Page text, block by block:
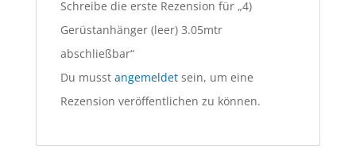
Schreibe die erste Rezension für „4)
Gerüstanhänger (leer) 3.05mtr
abschließbar“
Du musst angemeldetsein, um eine
Rezension veröffentlichen zu können.